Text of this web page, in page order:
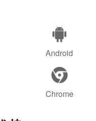
Android
Chrome